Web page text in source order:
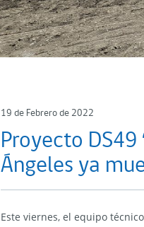
19 de Febrero de 2022
Proyecto DS49
Ángeles ya
Este viernes, el equipo